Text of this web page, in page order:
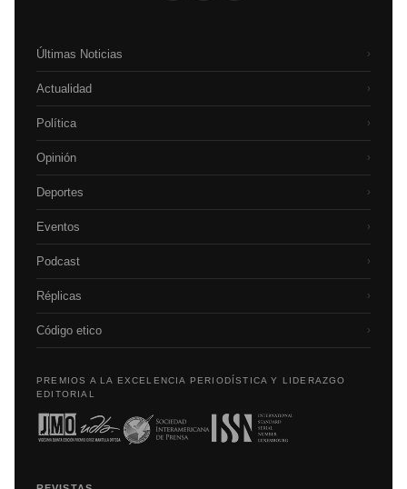
Últimas Noticias ›
Actualidad ›
Política ›
Opinión ›
Deportes ›
Eventos ›
Podcast ›
Réplicas ›
Código etico ›
PREMIOS A LA EXCELENCIA PERIODÍSTICA Y LIDERAZGO
EDITORIAL